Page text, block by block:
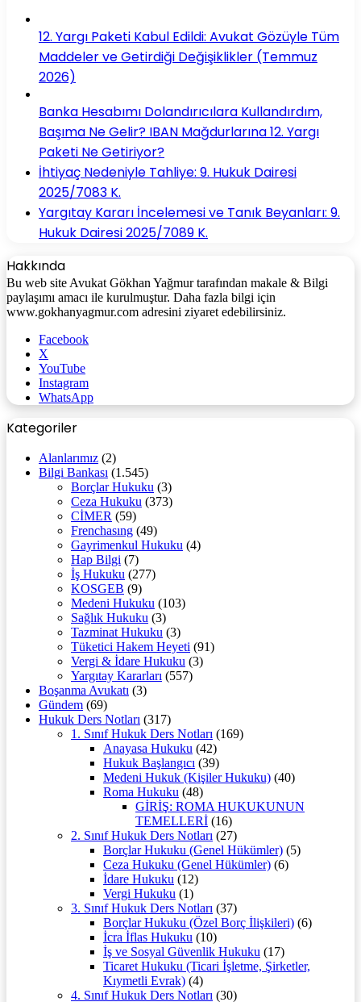
12. Yargı Paketi Kabul Edildi: Avukat Gözüyle Tüm
Maddeler ve Getirdiği Değişiklikler (Temmuz
2026)
Banka Hesabımı Dolandırıcılara Kullandırdım,
Başıma Ne Gelir? IBAN Mağdurlarına 12. Yargı
Paketi Ne Getiriyor?
İhtiyaç Nedeniyle Tahliye: 9. Hukuk Dairesi
2025/7083 K.
Yargıtay Kararı İncelemesi ve Tanık Beyanları: 9.
Hukuk Dairesi 2025/7089 K.
Hakkında
Bu web site Avukat Gökhan Yağmur tarafından makale & Bilgi
paylaşımı amacı ile kurulmuştur. Daha fazla bilgi için
www.gokhanyagmur.com adresini ziyaret edebilirsiniz.
Facebook
X
YouTube
Instagram
WhatsApp
Kategoriler
Alanlarımız (2)
Bilgi Bankası (1.545)
Borçlar Hukuku (3)
Ceza Hukuku (373)
CİMER (59)
Frenchasıng (49)
Gayrimenkul Hukuku (4)
Hap Bilgi (7)
İş Hukuku (277)
KOSGEB (9)
Medeni Hukuku (103)
Sağlık Hukuku (3)
Tazminat Hukuku (3)
Tüketici Hakem Heyeti (91)
Vergi & İdare Hukuku (3)
Yargıtay Kararları (557)
Boşanma Avukatı (3)
Gündem (69)
Hukuk Ders Notları (317)
1. Sınıf Hukuk Ders Notları (169)
Anayasa Hukuku (42)
Hukuk Başlangıcı (39)
Medeni Hukuk (Kişiler Hukuku) (40)
Roma Hukuku (48)
GİRİŞ: ROMA HUKUKUNUN
TEMELLERİ (16)
2. Sınıf Hukuk Ders Notları (27)
Borçlar Hukuku (Genel Hükümler) (5)
Ceza Hukuku (Genel Hükümler) (6)
İdare Hukuku (12)
Vergi Hukuku (1)
3. Sınıf Hukuk Ders Notları (37)
Borçlar Hukuku (Özel Borç İlişkileri) (6)
İcra İflas Hukuku (10)
İş ve Sosyal Güvenlik Hukuku (17)
Ticaret Hukuku (Ticari İşletme, Şirketler,
Kıymetli Evrak) (4)
4. Sınıf Hukuk Ders Notları (30)